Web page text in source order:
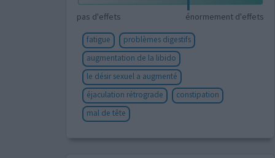
pas d'effets énormement d'effets
fatigue
problèmes digestifs
augmentation de la libido
le désir sexuel a augmenté
éjaculation rétrograde
constipation
mal de tête